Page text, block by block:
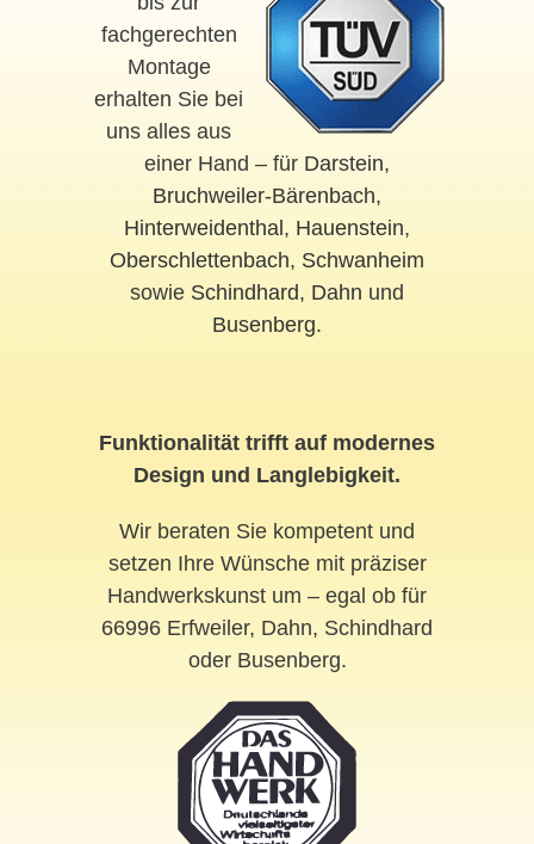
fachgerechten
Montage
erhalten Sie bei
uns alles aus
einer Hand – für Darstein,
Bruchweiler-Bärenbach,
Hinterweidenthal , Hauenstein,
Oberschlettenbach, Schwanheim
sowie Schindhard, Dahn und
Busenberg.
Funktionalität trifft auf modernes
Design und Langlebigkeit.
Wir beraten Sie kompetent und
setzen Ihre Wünsche mit präziser
Handwerkskunst um – egal ob für
66996 Erfweiler, Dahn, Schindhard
oder Busenberg.